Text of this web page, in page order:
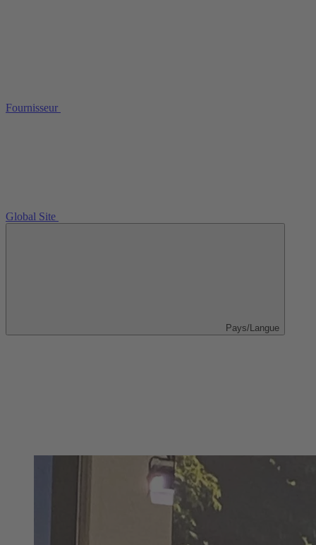
Fournisseur
Global Site
Pays/Langue